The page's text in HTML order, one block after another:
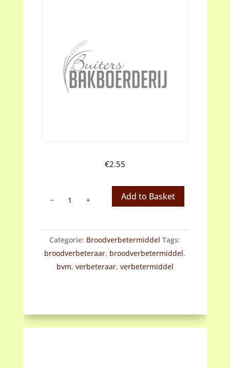
€2.55
Add to Basket
Categorie: Broodverbetermiddel Tags:
broodverbeteraar, broodverbetermiddel,
bvm, verbeteraar, verbetermiddel